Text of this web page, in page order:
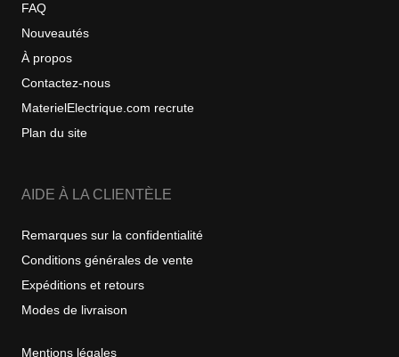
FAQ
Nouveautés
À propos
Contactez-nous
MaterielElectrique.com recrute
Plan du site
AIDE À LA CLIENTÈLE
Remarques sur la confidentialité
Conditions générales de vente
Expéditions et retours
Modes de livraison
Mentions légales